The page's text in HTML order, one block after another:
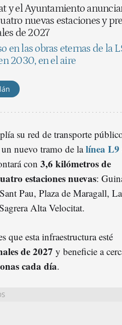
y el Ayuntamiento
nuevas estaciones y
de 2027
en las obras eternas de la
2030, en el aire
su red de transporte
nuevo tramo de lalínea L9
con 3,6 kilómetros de
estaciones nuevas:
Pau, Plaza de Maragall, La
Alta Velocitat.
que esta infraestructura esté
de 2027 y beneficie a
cada día.